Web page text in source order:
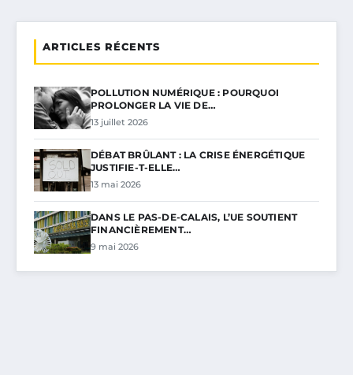
ARTICLES RÉCENTS
POLLUTION NUMÉRIQUE : POURQUOI
PROLONGER LA VIE DE…
13 juillet 2026
DÉBAT BRÛLANT : LA CRISE ÉNERGÉTIQUE
JUSTIFIE-T-ELLE…
13 mai 2026
DANS LE PAS-DE-CALAIS, L’UE SOUTIENT
FINANCIÈREMENT…
9 mai 2026